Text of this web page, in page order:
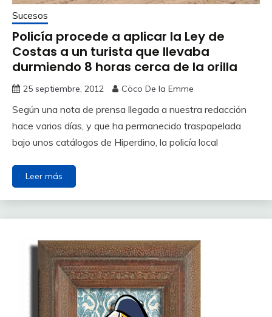
Sucesos
Policía procede a aplicar la Ley de
Costas a un turista que llevaba
durmiendo 8 horas cerca de la orilla
25 septiembre, 2012 Cöco De la Emme
Según una nota de prensa llegada a nuestra redacción
hace varios días, y que ha permanecido traspapelada
bajo unos catálogos de Hiperdino, la policía local
Leer más